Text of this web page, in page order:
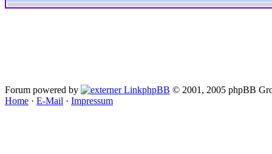
Forum powered by phpBB © 2001, 2005 phpBB
Home · E-Mail · Impressum